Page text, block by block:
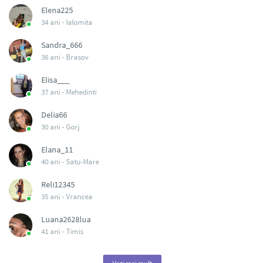
Elena225
34 ani - Ialomita
Sandra_666
36 ani - Brasov
Elisa___
37 ani - Mehedinti
Delia66
30 ani -Gorj
Elana_11
40 ani - Satu-Mare
Reli12345
35 ani -Vrancea
Luana2628lua
41 ani -Timis